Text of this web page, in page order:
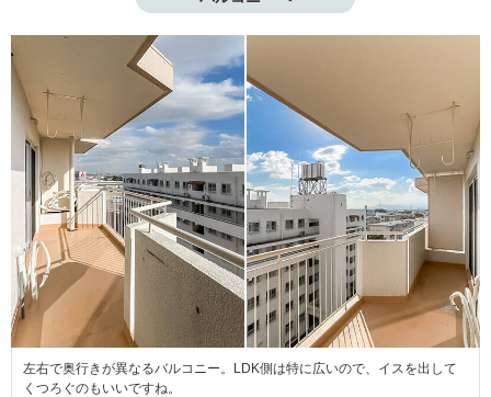
左右で奥行きが異なるバルコニー。LDK側は特に広いので、イスを出して
くつろぐのもいいですね。